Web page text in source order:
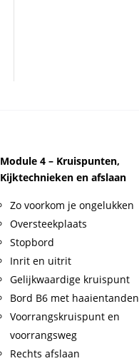
Module 4 – Kruispunten,
Kijktechnieken en afslaan
Zo voorkom je ongelukken
Oversteekplaats
Stopbord
Inrit en uitrit
Gelijkwaardige kruispunt
Bord B6 met haaientanden
Voorrangskruispunt en
voorrangsweg
Rechts afslaan